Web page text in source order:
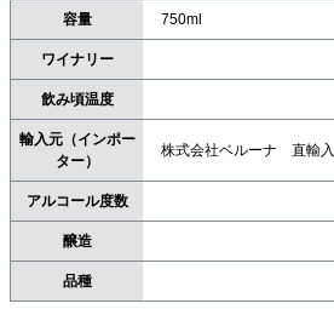
容量 750ml
ワイナリー
飲み頃温度
輸入元（インポー
ター）
株式会社ベルーナ 直輸入
アルコール度数
醸造
品種